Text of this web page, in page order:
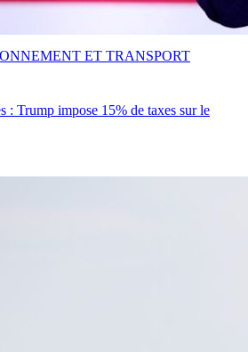
: Trump impose 15% de taxes sur le
ET TRANSPORT